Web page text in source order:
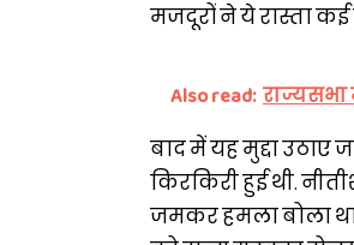
मजदूरों ने ये रास्ता
Also read: राज्यसभा
बाद में यह मुद्दा
किरकिरी हुई थी.
जमकर हमला बोला